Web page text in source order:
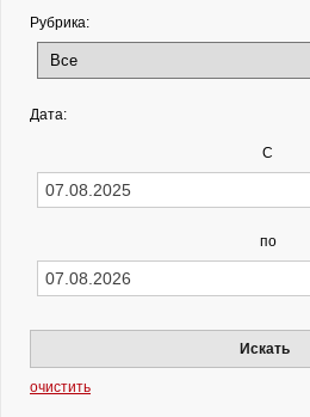
Рубрика:
Дата:
С
по
Искать
очистить